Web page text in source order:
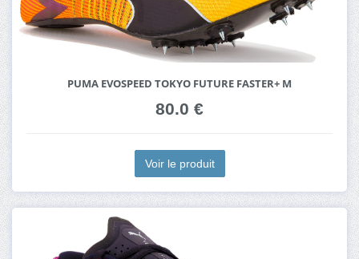
PUMA EVOSPEED TOKYO FUTURE FASTER+ M
80.0 €
Voir le produit